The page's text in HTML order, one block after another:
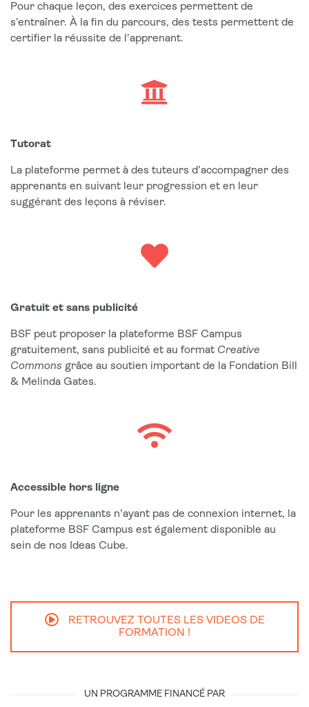
Pour chaque leçon, des exercices permettent de
s’entraîner. À la fin du parcours, des tests permettent de
certifier la réussite de l’apprenant.
Tutorat
La plateforme permet à des tuteurs d’accompagner des
apprenants en suivant leur progression et en leur
suggérant des leçons à réviser.
Gratuit et sans publicité
BSF peut proposer la plateforme BSF Campus
gratuitement, sans publicité et au format Creative
Commons grâce au soutien important de la Fondation Bill
& Melinda Gates.
Accessible hors ligne
Pour les apprenants n’ayant pas de connexion internet, la
plateforme BSF Campus est également disponible au
sein de nos Ideas Cube.
RETROUVEZ TOUTES LES VIDEOS DE
FORMATION !
UN PROGRAMME FINANCÉ PAR